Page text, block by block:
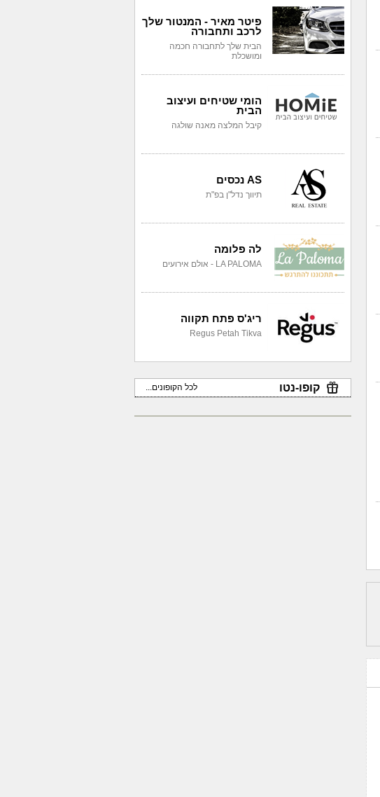
פיטר מאיר - המנטור שלך
לרכב ותחבורה
הבית שלך לתחבורה חכמה
ומושכלת
הומי שטיחים ועיצוב
הבית
קיבל המלצה מאנה שולגה
AS נכסים
תיווך נדל"ן בפ"ת
לה פלומה
LA PALOMA - אולם אירועים
ריג'ס פתח תקווה
Regus Petah Tikva
קופו-נטו לכל הקופונים...